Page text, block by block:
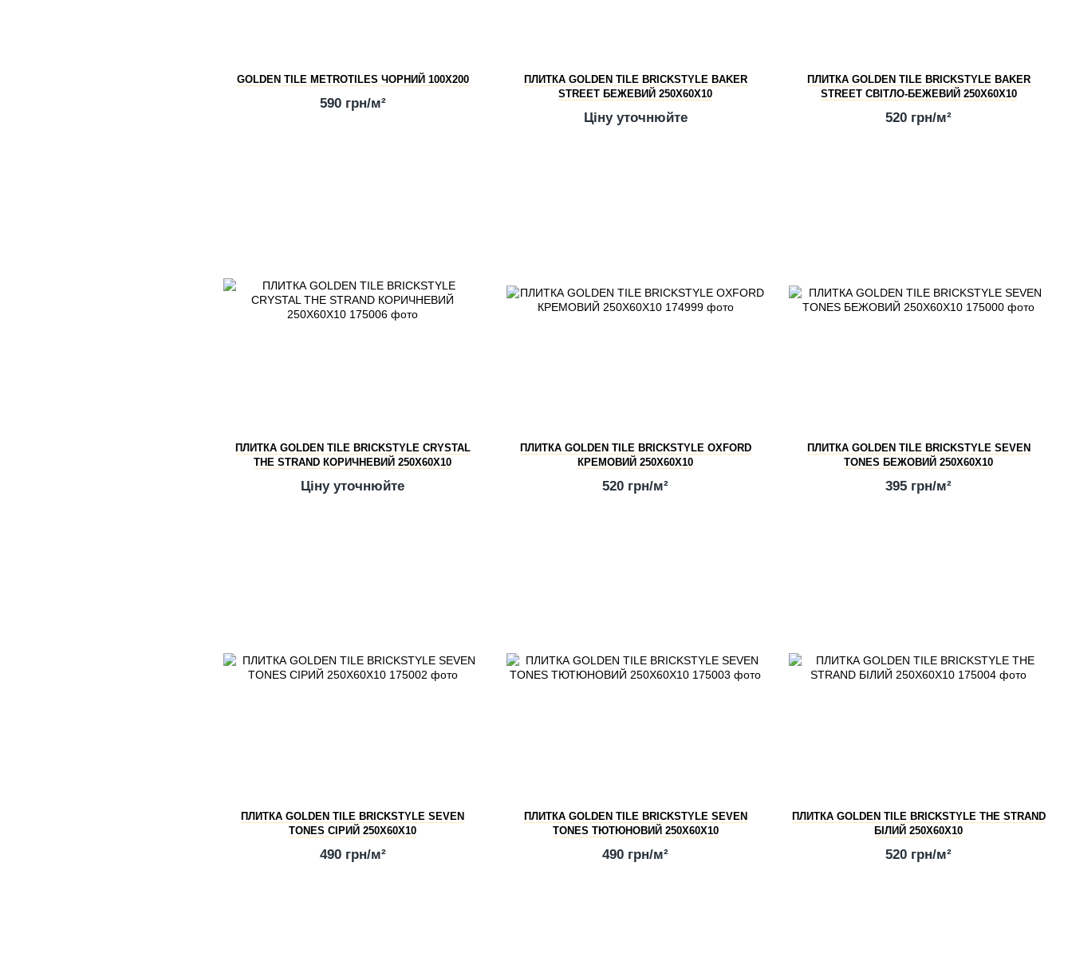
GOLDEN TILE METROTILES ЧОРНИЙ 100Х200
590 грн/м²
ПЛИТКА GOLDEN TILE BRICKSTYLE BAKER
STREET БЕЖЕВИЙ 250Х60Х10
Ціну уточнюйте
ПЛИТКА GOLDEN TILE BRICKSTYLE BAKER
STREET СВІТЛО-БЕЖЕВИЙ 250Х60Х10
520 грн/м²
ПЛИТКА GOLDEN TILE BRICKSTYLE CRYSTAL
THE STRAND КОРИЧНЕВИЙ 250Х60Х10
Ціну уточнюйте
ПЛИТКА GOLDEN TILE BRICKSTYLE OXFORD
КРЕМОВИЙ 250Х60Х10
520 грн/м²
ПЛИТКА GOLDEN TILE BRICKSTYLE SEVEN
TONES БЕЖОВИЙ 250Х60Х10
395 грн/м²
ПЛИТКА GOLDEN TILE BRICKSTYLE SEVEN
TONES СІРИЙ 250Х60Х10
490 грн/м²
ПЛИТКА GOLDEN TILE BRICKSTYLE SEVEN
TONES ТЮТЮНОВИЙ 250Х60Х10
490 грн/м²
ПЛИТКА GOLDEN TILE BRICKSTYLE THE STRAND
БІЛИЙ 250Х60Х10
520 грн/м²